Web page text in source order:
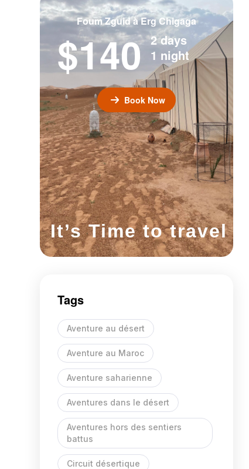
Foum Zguid à Erg Chigaga
$140 2 days
1 night
Book Now
It’s Time to travel
Tags
Aventure au désert
Aventure au Maroc
Aventure saharienne
Aventures dans le désert
Aventures hors des sentiers
battus
Circuit désertique